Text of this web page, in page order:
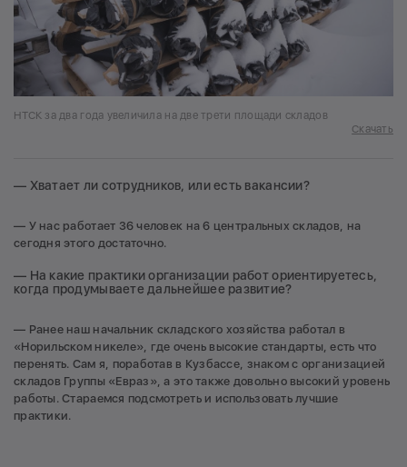
НТСК за два года увеличила на две трети площади складов
Скачать
— Хватает ли сотрудников, или есть вакансии?
— У нас работает 36 человек на 6 центральных складов, на
сегодня этого достаточно.
— На какие практики организации работ ориентируетесь,
когда продумываете дальнейшее развитие?
— Ранее наш начальник складского хозяйства работал в
«Норильском никеле», где очень высокие стандарты, есть что
перенять. Сам я, поработав в Кузбассе, знаком с организацией
складов Группы «Евраз», а это также довольно высокий уровень
работы. Стараемся подсмотреть и использовать лучшие
практики.